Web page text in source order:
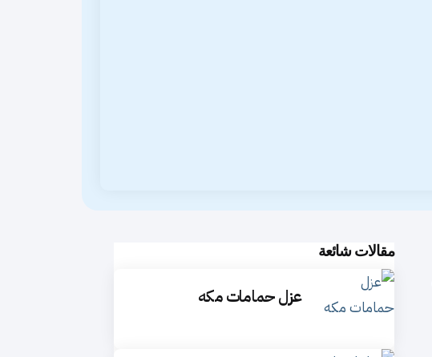
مقالات شائعة
عزل حمامات مكه